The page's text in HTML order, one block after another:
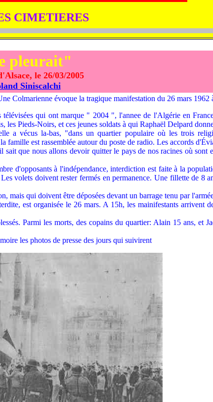
CIMETIERES
pleurait"
le 26/03/2005
Siniscalchi
évoque la tragique manifestation du 26 mars 1962
qui ont marque " 2004 ", l'annee de l'Algérie en
Pieds-Noirs, et ces jeunes soldats à qui Raphaël Delpard
vécus la-bas, "dans un quartier populaire où les trois
famille est rassemblée autour du poste de radio. Les accords
que nous allons devoir quitter le pays de nos racines où sont
à l'indépendance, interdiction est faite à la
volets doivent rester fermés en permanence. Une fillette de 8
qui doivent être déposées devant un barrage tenu par
est organisée le 26 mars. A 15h, les mainifestants arrivent
Parmi les morts, des copains du quartier: Alain 15 ans, et
les photos de presse des jours qui suivirent